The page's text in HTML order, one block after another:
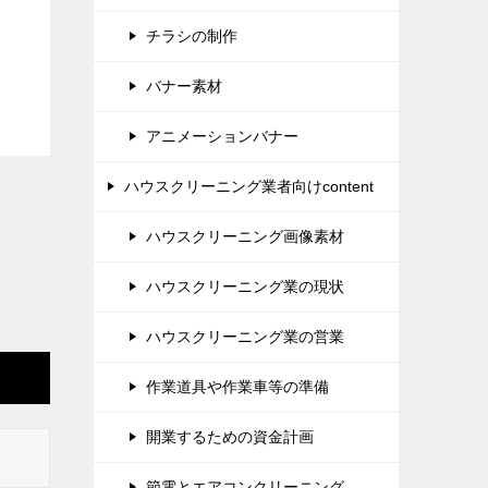
チラシの制作
バナー素材
アニメーションバナー
ハウスクリーニング業者向けcontent
ハウスクリーニング画像素材
ハウスクリーニング業の現状
ハウスクリーニング業の営業
作業道具や作業車等の準備
開業するための資金計画